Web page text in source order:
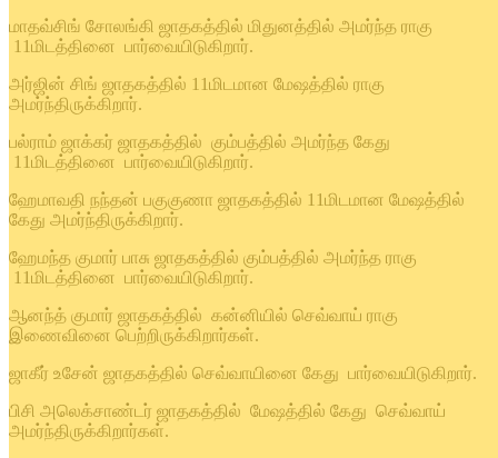
மாதவ்சிங் சோலங்கி ஜாதகத்தில் மிதுனத்தில் அமர்ந்த ராகு
11மிடத்தினை பார்வையிடுகிறார்.
அர்ஜின் சிங் ஜாதகத்தில் 11மிடமான மேஷத்தில் ராகு
அமர்ந்திருக்கிறார்.
பல்ராம் ஜாக்கர் ஜாதகத்தில் கும்பத்தில் அமர்ந்த கேது
11மிடத்தினை பார்வையிடுகிறார்.
ஹேமாவதி நந்தன் பகுகுணா ஜாதகத்தில் 11மிடமான மேஷத்தில்
கேது அமர்ந்திருக்கிறார்.
ஹேமந்த குமார் பாசு ஜாதகத்தில் கும்பத்தில் அமர்ந்த ராகு
11மிடத்தினை பார்வையிடுகிறார்.
ஆனந்த் குமார் ஜாதகத்தில் கன்னியில் செவ்வாய் ராகு
இணைவினை பெற்றிருக்கிறார்கள்.
ஜாகீர் உசேன் ஜாதகத்தில் செவ்வாயினை கேது பார்வையிடுகிறார்.
பிசி அலெக்சாண்டர் ஜாதகத்தில் மேஷத்தில் கேது செவ்வாய்
அமர்ந்திருக்கிறார்கள்.